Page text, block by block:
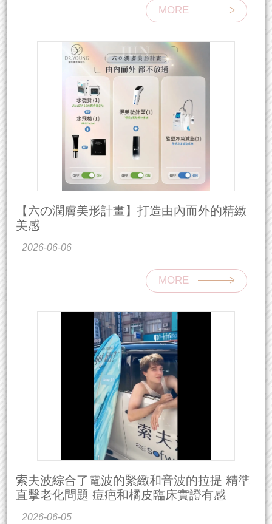
MORE
【六の潤膚美形計畫】打造由內而外的精緻
美感
2026-06-06
MORE
索夫波綜合了電波的緊緻和音波的拉提 精準
直擊老化問題 痘疤和橘皮臨床實證有感
2026-06-05